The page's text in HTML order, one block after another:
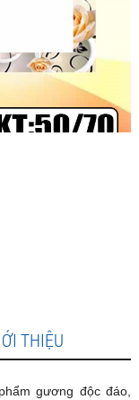
THIỆU
gương độc đáo,